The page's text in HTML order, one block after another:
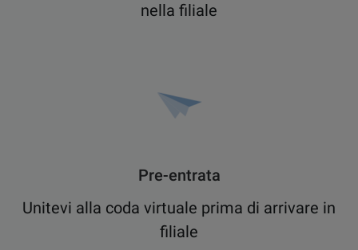
nella filiale
Pre-entrata
Unitevi alla coda virtuale prima di arrivare in
filiale